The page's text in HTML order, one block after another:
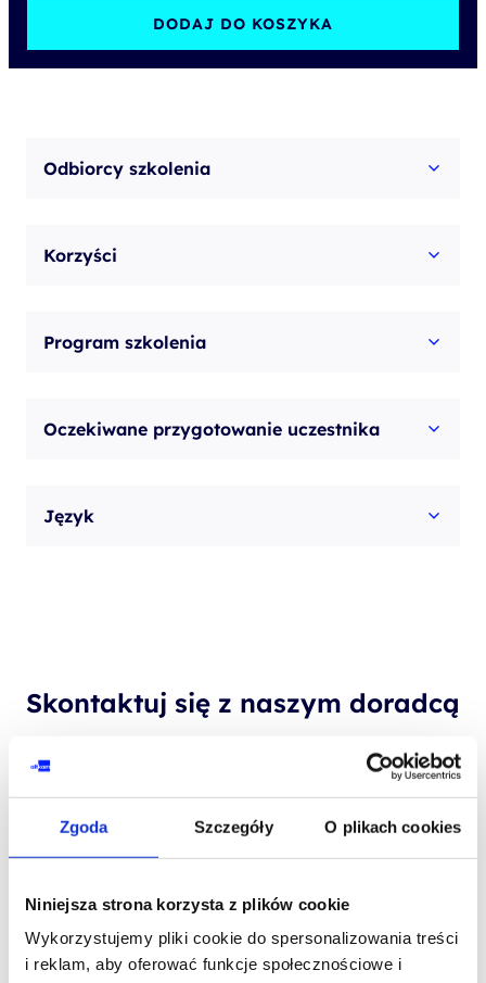
Zgoda Szczegóły O plikach cookies
Niniejsza strona korzysta z plików cookie
Wykorzystujemy pliki cookie do spersonalizowania treści
i reklam, aby oferować funkcje społecznościowe i
DODAJ DO KOSZYKA
Odbiorcy szkolenia
Korzyści
Program szkolenia
Oczekiwane przygotowanie uczestnika
Język
Skontaktuj się z naszym doradcą
IMIĘ I NAZWISKO*